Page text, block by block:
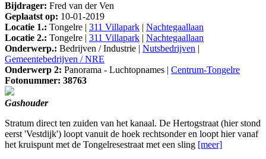
Bijdrager: Fred van der Ven
Geplaatst op: 10-01-2019
Locatie 1.: Tongelre | 311 Villapark | Nachtegaallaan
Locatie 2.: Tongelre | 311 Villapark | Nachtegaallaan
Onderwerp.: Bedrijven / Industrie | Nutsbedrijven |
Gemeentebedrijven / NRE
Onderwerp 2: Panorama - Luchtopnames | Centrum-Tongelre
Fotonummer: 38763
Gashouder
Stratum direct ten zuiden van het kanaal. De Hertogstraat (hier stond
eerst 'Vestdijk') loopt vanuit de hoek rechtsonder en loopt hier vanaf
het kruispunt met de Tongelresestraat met een sling [meer]